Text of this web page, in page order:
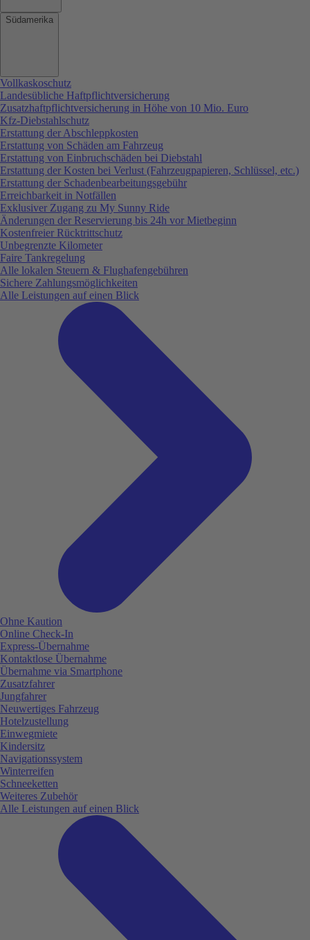
Südamerika
Vollkaskoschutz
Landesübliche Haftpflichtversicherung
Zusatzhaftpflichtversicherung in Höhe von 10 Mio. Euro
Kfz-Diebstahlschutz
Erstattung der Abschleppkosten
Erstattung von Schäden am Fahrzeug
Erstattung von Einbruchschäden bei Diebstahl
Erstattung der Kosten bei Verlust (Fahrzeugpapieren, Schlüssel, etc.)
Erstattung der Schadenbearbeitungsgebühr
Erreichbarkeit in Notfällen
Exklusiver Zugang zu My Sunny Ride
Änderungen der Reservierung bis 24h vor Mietbeginn
Kostenfreier Rücktrittschutz
Unbegrenzte Kilometer
Faire Tankregelung
Alle lokalen Steuern & Flughafengebühren
Sichere Zahlungsmöglichkeiten
Alle Leistungen auf einen Blick
Ohne Kaution
Online Check-In
Express-Übernahme
Kontaktlose Übernahme
Übernahme via Smartphone
Zusatzfahrer
Jungfahrer
Neuwertiges Fahrzeug
Hotelzustellung
Einwegmiete
Kindersitz
Navigationssystem
Winterreifen
Schneeketten
Weiteres Zubehör
Alle Leistungen auf einen Blick